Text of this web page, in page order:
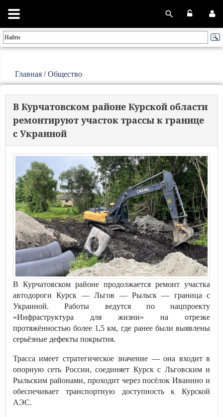
Главная /Общество
В Курчатовском районе Курской области
ремонтируют участок трассы к границе
с Украиной
В Курчатовском районе продолжается ремонт участка
автодороги Курск — Льгов — Рыльск — граница с
Украиной. Работы ведутся по нацпроекту
«Инфраструктура для жизни» на отрезке
протяжённостью более 1,5 км, где ранее были выявлены
серьёзные дефекты покрытия.
Трасса имеет стратегическое значение — она входит в
опорную сеть России, соединяет Курск с Льговским и
Рыльским районами, проходит через посёлок Иванино и
обеспечивает транспортную доступность к Курской
АЭС.